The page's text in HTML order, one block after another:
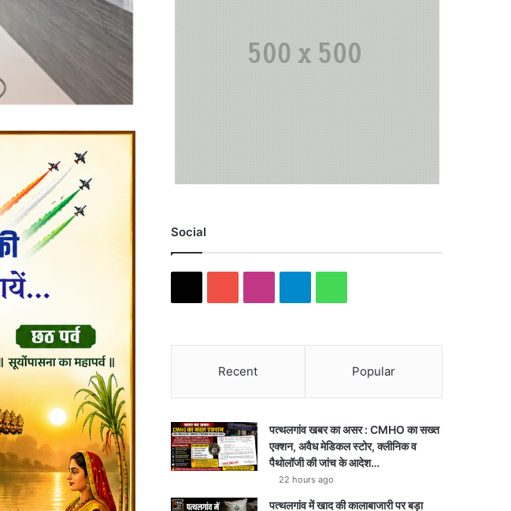
Social
Recent Popular
पत्थलगांव खबर का असर : CMHO का सख्त
एक्शन, अवैध मेडिकल स्टोर, क्लीनिक व
पैथोलॉजी की जांच के आदेश…
22 hours ago
पत्थलगांव में खाद की कालाबाजारी पर बड़ा